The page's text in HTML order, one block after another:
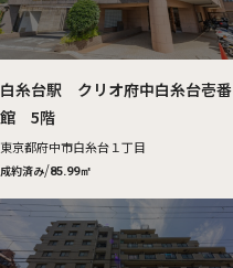
白糸台駅 クリオ府中白糸台壱番
館 5階
東京都府中市白糸台１丁目
成約済み/85.99㎡